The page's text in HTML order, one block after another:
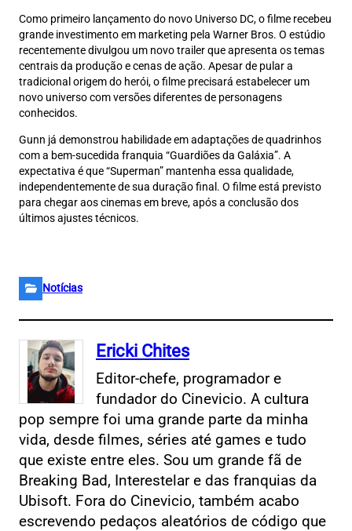
Como primeiro lançamento do novo Universo DC, o filme recebeu
grande investimento em marketing pela Warner Bros. O estúdio
recentemente divulgou um novo trailer que apresenta os temas
centrais da produção e cenas de ação. Apesar de pular a
tradicional origem do herói, o filme precisará estabelecer um
novo universo com versões diferentes de personagens
conhecidos.
Gunn já demonstrou habilidade em adaptações de quadrinhos
com a bem-sucedida franquia “Guardiões da Galáxia”. A
expectativa é que “Superman” mantenha essa qualidade,
independentemente de sua duração final. O filme está previsto
para chegar aos cinemas em breve, após a conclusão dos
últimos ajustes técnicos.
Notícias
Ericki Chites
Editor-chefe, programador e
fundador do Cinevicio. A cultura
pop sempre foi uma grande parte da minha
vida, desde filmes, séries até games e tudo
que existe entre eles. Sou um grande fã de
Breaking Bad, Interestelar e das franquias da
Ubisoft. Fora do Cinevicio, também acabo
escrevendo pedaços aleatórios de código que